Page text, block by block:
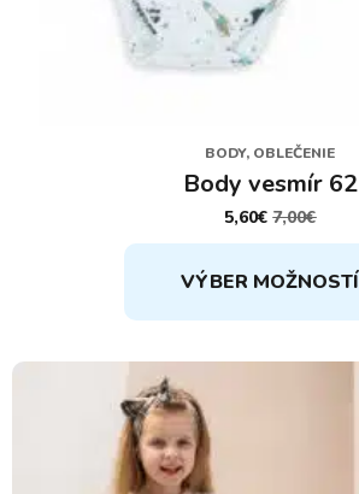
BODY, OBLEČENIE
Body vesmír 62
7,00€
PÔVODNÁ
CENA
7,00€.
5,60€ AKTUÁLNA
CENA
5,60€.
VÝBER MOŽNOSTÍ
Tento
produkt
má
variantov.
Možnosti
si
môžete
vybrať